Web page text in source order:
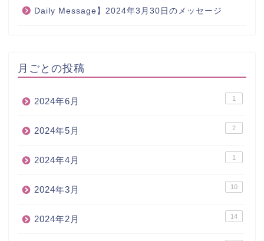
Daily Message】2024年3月30日のメッセージ
月ごとの投稿
2024年6月 1
2024年5月 2
2024年4月 1
2024年3月 10
2024年2月 14